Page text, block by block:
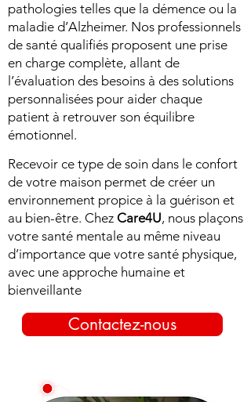
pathologies telles que la démence ou la
maladie d’Alzheimer. Nos professionnels
de santé qualifiés proposent une prise
en charge complète, allant de
l’évaluation des besoins à des solutions
personnalisées pour aider chaque
patient à retrouver son équilibre
émotionnel.
Recevoir ce type de soin dans le confort
de votre maison permet de créer un
environnement propice à la guérison et
au bien-être. Chez Care4U, nous plaçons
votre santé mentale au même niveau
d’importance que votre santé physique,
avec une approche humaine et
bienveillante
Contactez-nous